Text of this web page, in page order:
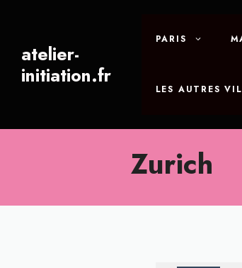
contenuatelier-
initiation.fr
PARIS
LES AUTRES
Zurich